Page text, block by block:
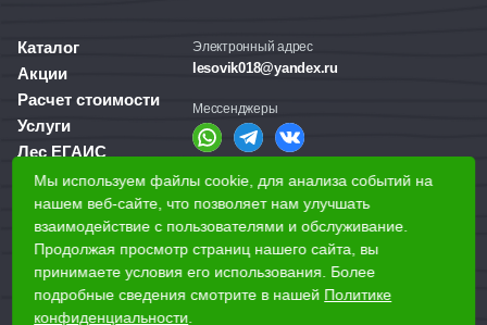
Каталог
Акции
Расчет стоимости
Услуги
Лес ЕГАИС
О компании
Доставка и оплата
Для бизнеса
Наши магазины
Электронный адрес
lesovik018@yandex.ru
Мессенджеры
Справочная служба
+7 (3412) 77-60-50
Мы используем файлы cookie, для анализа событий на
нашем веб-сайте, что позволяет нам улучшать
взаимодействие с пользователями и обслуживание.
Продолжая просмотр страниц нашего сайта, вы
принимаете условия его использования. Более
подробные сведения смотрите в нашей Политике
конфиденциальности